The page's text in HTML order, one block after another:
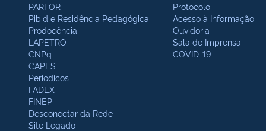
PARFOR
Pibid e Residência Pedagógica
Prodocência
LAPETRO
CNPq
CAPES
Periódicos
FADEX
FINEP
Desconectar da Rede
Site Legado
Protocolo
Acesso à Informação
Ouvidoria
Sala de Imprensa
COVID-19